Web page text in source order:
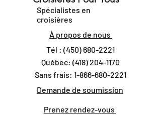
Spécialistes en
croisières
À propos de nous
Tél : (450) 680-2221
Québec: (418) 204-1170
Sans frais: 1-866-680-2221
Demande de soumission
Prenez rendez-vous